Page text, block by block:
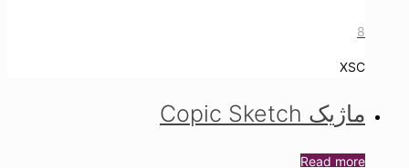
8
XSC
ماژیک Copic Sketch
Read more